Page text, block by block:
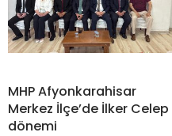
MHP Afyonkarahisar
Merkez İlçe’de İlker Celep
dönemi